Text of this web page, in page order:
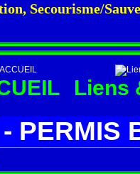
Secourisme/
Liens
PERMIS